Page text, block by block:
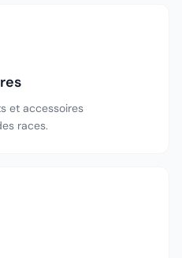
et accessoires
races.